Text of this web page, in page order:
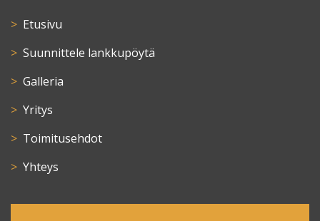
Etusivu
Suunnittele lankkupöytä
Galleria
Yritys
Toimitusehdot
Yhteys